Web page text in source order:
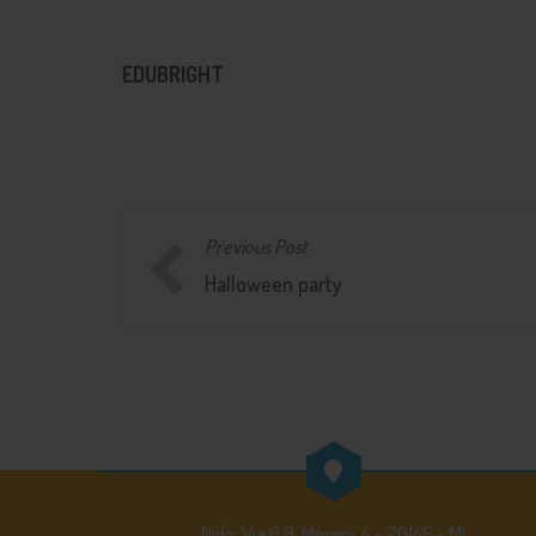
EDUBRIGHT
Previous Post
Halloween party